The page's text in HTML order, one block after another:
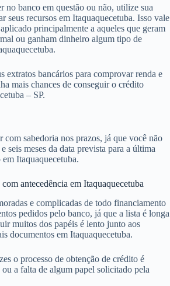
no banco em questão ou não, utilize sua
seus recursos em Itaquaquecetuba. Isso vale
principalmente a aqueles que geram
ou ganham dinheiro algum tipo de
extratos bancários para comprovar renda e
mais chances de conseguir o crédito
– SP.
com sabedoria nos prazos, já que você não
seis meses da data prevista para a última
Itaquaquecetuba.
antecedência em Itaquaquecetuba
e complicadas de todo financiamento
pedidos pelo banco, já que a lista é longa
muitos dos papéis é lento junto aos
documentos em Itaquaquecetuba.
o processo de obtenção de crédito é
a falta de algum papel solicitado pela